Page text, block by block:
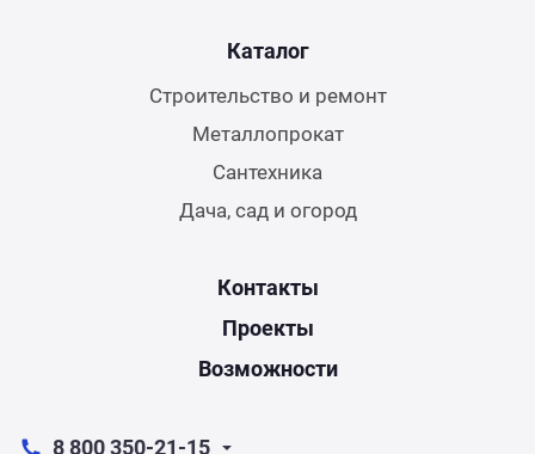
Каталог
Строительство и ремонт
Металлопрокат
Сантехника
Дача, сад и огород
Контакты
Проекты
Возможности
8 800 350-21-15